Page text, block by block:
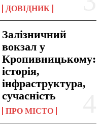
ДОВІДНИК
Залізничний
вокзал у
Кропивницькому:
історія,
інфраструктура,
сучасність
ПРО МІСТО